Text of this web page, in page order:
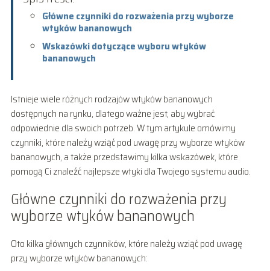
Główne czynniki do rozważenia przy wyborze
wtyków bananowych
Wskazówki dotyczące wyboru wtyków
bananowych
Istnieje wiele różnych rodzajów wtyków bananowych
dostępnych na rynku, dlatego ważne jest, aby wybrać
odpowiednie dla swoich potrzeb. W tym artykule omówimy
czynniki, które należy wziąć pod uwagę przy wyborze wtyków
bananowych, a także przedstawimy kilka wskazówek, które
pomogą Ci znaleźć najlepsze wtyki dla Twojego systemu audio.
Główne czynniki do rozważenia przy
wyborze wtyków bananowych
Oto kilka głównych czynników, które należy wziąć pod uwagę
przy wyborze wtyków bananowych: